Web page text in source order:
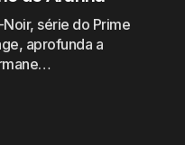
série do Prime
aprofunda a